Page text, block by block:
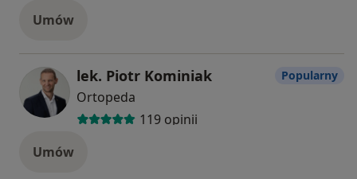
Umów
lek. Piotr Kominiak
Ortopeda
119 opinii
Popularny
Umów